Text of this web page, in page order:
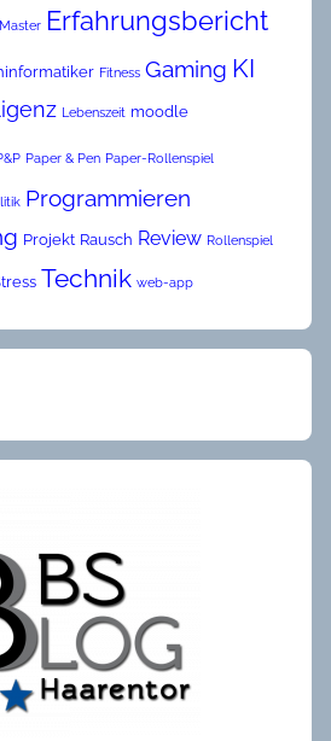
Erfahrungsbericht
Fitness Gaming KI
Lebenszeit moodle
Paper & Pen Paper-Rollenspiel
Programmieren
Projekt Rausch Review Rollenspiel
Technik web-app